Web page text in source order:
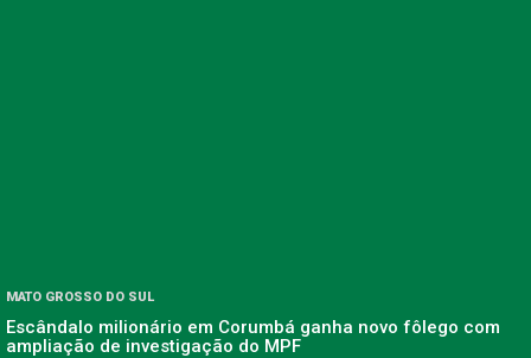
MATO GROSSO DO SUL
Escândalo milionário em Corumbá ganha novo fôlego com
ampliação de investigação do MPF